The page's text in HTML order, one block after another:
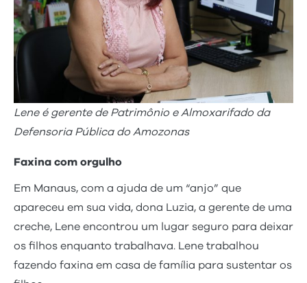
Lene é gerente de Patrimônio e Almoxarifado da
Defensoria Pública do Amozonas
Faxina com orgulho
Em Manaus, com a ajuda de um “anjo” que
apareceu em sua vida, dona Luzia, a gerente de uma
creche, Lene encontrou um lugar seguro para deixar
os filhos enquanto trabalhava. Lene trabalhou
fazendo faxina em casa de família para sustentar os